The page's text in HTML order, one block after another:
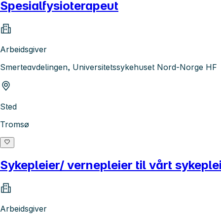
Spesialfysioterapeut
Arbeidsgiver
Smerteavdelingen, Universitetssykehuset Nord-Norge HF
Sted
Tromsø
Sykepleier/ vernepleier til vårt
Arbeidsgiver